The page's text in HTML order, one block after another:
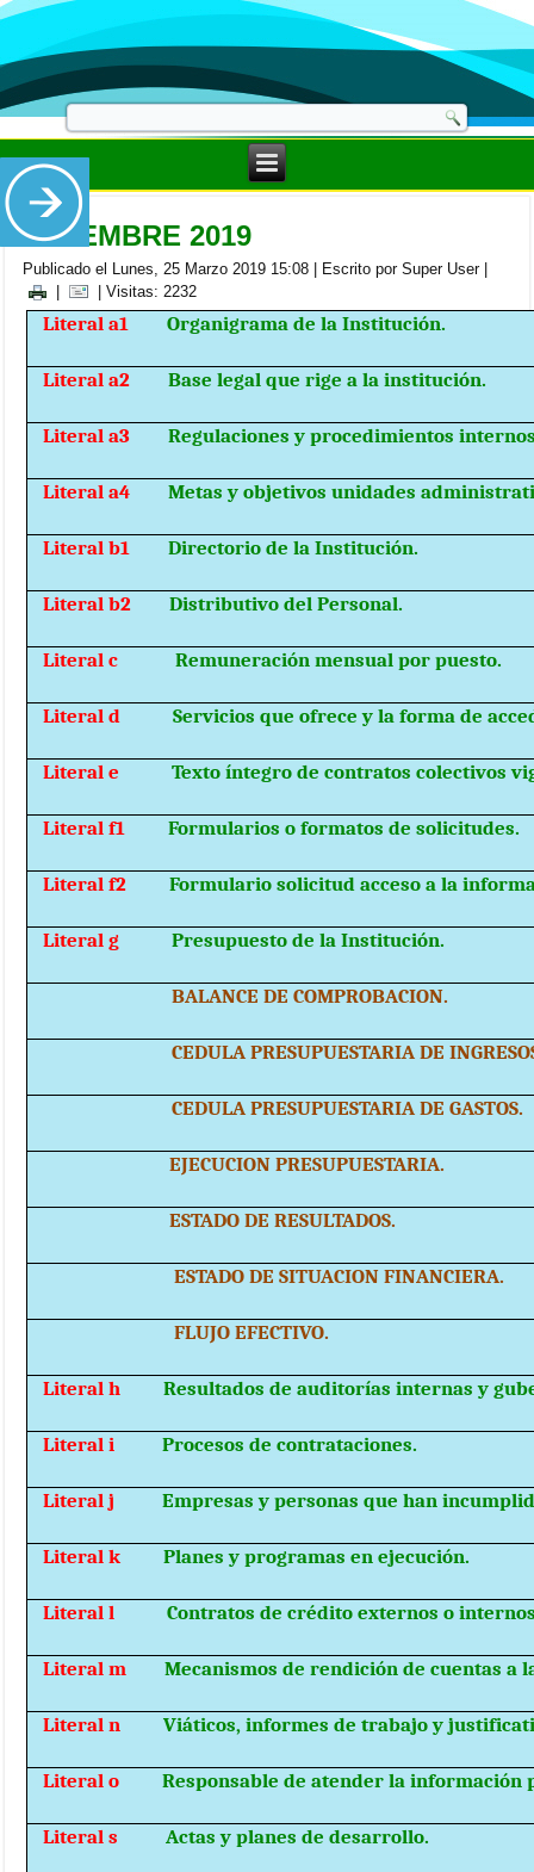
DICIEMBRE 2019
Publicado el Lunes, 25 Marzo 2019 15:08 Escrito por Super User|
| Visitas: 2232
Literal a1 Organigrama de la Institución.
Literal a2 Base legal que rige a la institución.
Literal a3 Regulaciones y procedimientos
Literal a4 Metas y objetivos unidades
Literal b1 Directorio de la Institución.
Literal b2 Distributivo del Personal.
Literal c Remuneración mensual por puesto.
Literal d Servicios que ofrece y la forma de
Literal e Texto íntegro de contratos colectivos
Literal f1 Formularios o formatos de solicitudes.
Literal f2 Formulario solicitud acceso a la
Literal g Presupuesto de la Institución.
BALANCE DE COMPROBACION.
CEDULA PRESUPUESTARIA DE
CEDULA PRESUPUESTARIA DE GASTOS.
EJECUCION PRESUPUESTARIA.
ESTADO DE RESULTADOS.
ESTADO DE SITUACION FINANCIERA.
FLUJO EFECTIVO.
Literal h Resultados de auditorías internas y
Literal i Procesos de contrataciones.
Literal j Empresas y personas que han
Literal k Planes y programas en ejecución.
Literal l Contratos de crédito externos o
Literal m Mecanismos de rendición de cuentas a
Literal n Viáticos, informes de trabajo y
Literal o Responsable de atender la información
Literal s Actas y planes de desarrollo.